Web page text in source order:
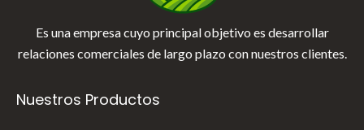
Es una empresa cuyo principal objetivo es desarrollar
relaciones comerciales de largo plazo con nuestros clientes.
Nuestros Productos